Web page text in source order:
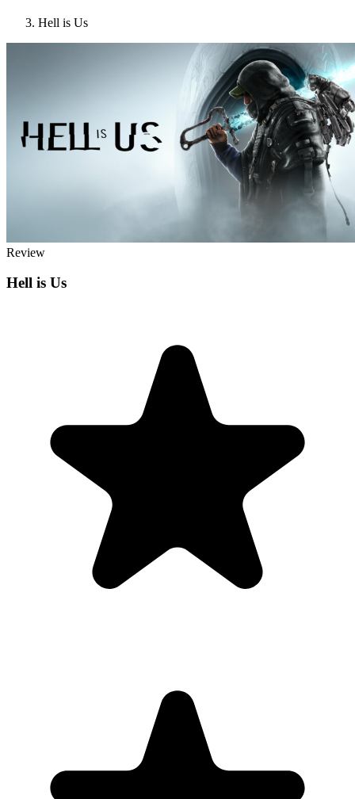
Hell is Us
Review
Hell is Us